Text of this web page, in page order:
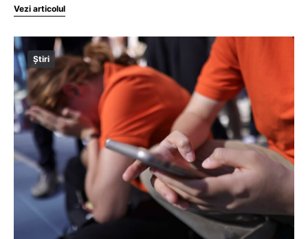
Vezi articolul
Știri